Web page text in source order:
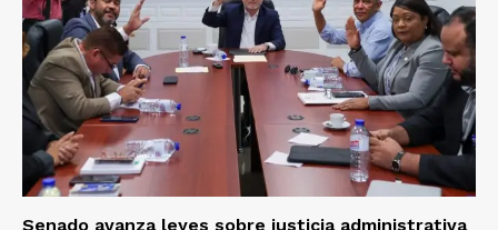
Senado avanza leyes sobre justicia administrativa